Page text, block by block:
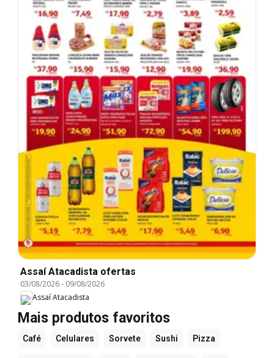
Assaí Atacadista ofertas
03/08/2026- 09/08/2026
Assaí Atacadista
Mais produtos favoritos
Café Celulares Sorvete Sushi Pizza